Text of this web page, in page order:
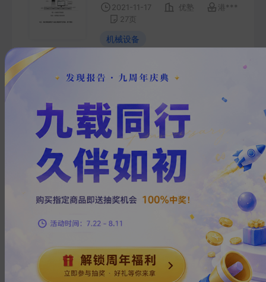
2021-11-17 优塾
港***
27 页
机械设备
华阳集团VS德赛西威VS中科
业链渗透率？
2021-11-16
30页
交运设备
美团VS DoorDash：外卖+本
地生活产业链2021年10月跟
踪，天花板？
2021-10-25
孙***
26页
商贸零售